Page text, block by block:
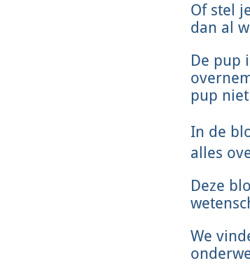
Of stel
dan al
De pup
pup
In de
alles
Deze
We